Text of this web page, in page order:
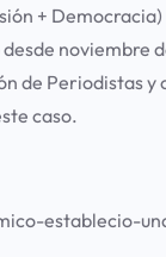
+
noviembre
de Periodistas
caso.
establecio-